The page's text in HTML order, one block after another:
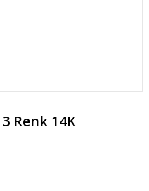
Renk 14K